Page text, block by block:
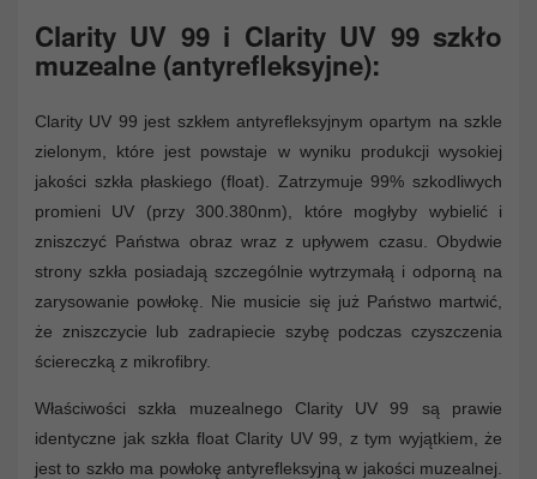
Clarity UV 99 i Clarity UV 99 szkło
muzealne (antyrefleksyjne):
Clarity UV 99 jest szkłem antyrefleksyjnym opartym na szkle
zielonym, które jest powstaje w wyniku produkcji wysokiej
jakości szkła płaskiego (float). Zatrzymuje 99% szkodliwych
promieni UV (przy 300.380nm), które mogłyby wybielić i
zniszczyć Państwa obraz wraz z upływem czasu. Obydwie
strony szkła posiadają szczególnie wytrzymałą i odporną na
zarysowanie powłokę. Nie musicie się już Państwo martwić,
że zniszczycie lub zadrapiecie szybę podczas czyszczenia
ściereczką z mikrofibry.
Właściwości szkła muzealnego Clarity UV 99 są prawie
identyczne jak szkła float Clarity UV 99, z tym wyjątkiem, że
jest to szkło ma powłokę antyrefleksyjną w jakości muzealnej.